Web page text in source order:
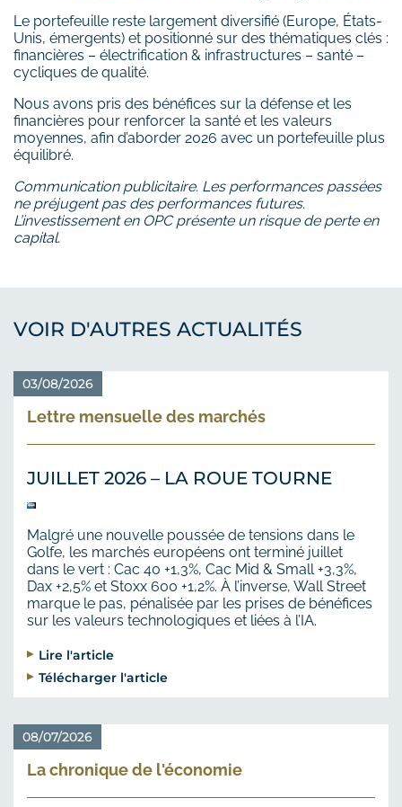
Le portefeuille reste largement diversifié (Europe, États-
Unis, émergents) et positionné sur des thématiques clés :
financières – électrification & infrastructures – santé –
cycliques de qualité.
Nous avons pris des bénéfices sur la défense et les
financières pour renforcer la santé et les valeurs
moyennes, afin d’aborder 2026 avec un portefeuille plus
équilibré.
Communication publicitaire. Les performances passées
ne préjugent pas des performances futures.
L’investissement en OPC présente un risque de perte en
capital.
VOIR D'AUTRES ACTUALITÉS
03/08/2026
Lettre mensuelle des marchés
JUILLET 2026 – LA ROUE TOURNE
Malgré une nouvelle poussée de tensions dans le
Golfe, les marchés européens ont terminé juillet
dans le vert : Cac 40 +1,3%, Cac Mid & Small +3,3%,
Dax +2,5% et Stoxx 600 +1,2%. À l’inverse, Wall Street
marque le pas, pénalisée par les prises de bénéfices
sur les valeurs technologiques et liées à l’IA.
Lire l'article
Télécharger l'article
08/07/2026
La chronique de l'économie